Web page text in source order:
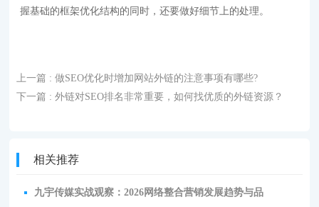
握基础的框架优化结构的同时，还要做好细节上的处理。
上一篇 : 做SEO优化时增加网站外链的注意事项有哪些?
下一篇 : 外链对SEO排名非常重要，如何找优质的外链资源？
相关推荐
九宇传媒实战观察：2026网络整合营销发展趋势与品